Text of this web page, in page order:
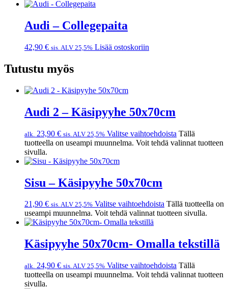
Audi – Collegepaita
42,90 € sis. ALV 25,5% Lisää ostoskoriin
Tutustu myös
Audi 2 – Käsipyyhe 50x70cm
alk. 23,90 € sis. ALV 25,5% Valitse vaihtoehdoista Tällä
tuotteella on useampi muunnelma. Voit tehdä valinnat tuotteen
sivulla.
Sisu – Käsipyyhe 50x70cm
21,90 € sis. ALV 25,5% Valitse vaihtoehdoista Tällä tuotteella on
useampi muunnelma. Voit tehdä valinnat tuotteen sivulla.
Käsipyyhe 50x70cm- Omalla tekstillä
alk. 24,90 € sis. ALV 25,5% Valitse vaihtoehdoista Tällä
tuotteella on useampi muunnelma. Voit tehdä valinnat tuotteen
sivulla.